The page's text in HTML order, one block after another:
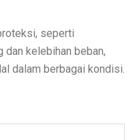
seperti
dan kelebihan beban,
dalam berbagai kondisi.